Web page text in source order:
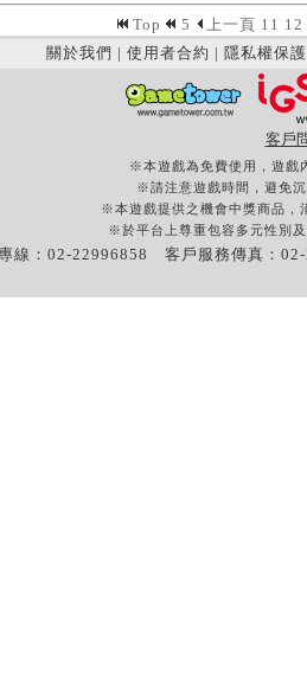
Top 5 上一頁 11 12
關於我們 | 使用者合約 | 隱私權保護
客戶
※本遊戲為免費使用，遊戲
※請注意遊戲時間，避免
※本遊戲提供之機會中獎商品，
※於平台上尊重包容多元性別
線：02-22996858 客戶服務傳真：